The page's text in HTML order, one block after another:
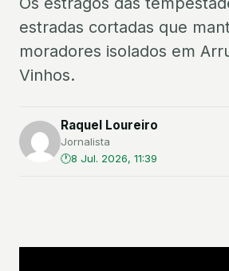
estradas cortadas que
moradores isolados em
Vinhos.
Raquel Loureiro
Jornalista
8 Jul. 2026, 11:39